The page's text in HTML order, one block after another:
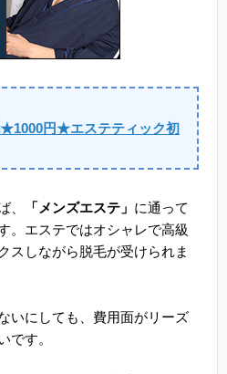
円★エステティック初
、 「メンズエステ」 に通って
。エステではオシャレで高級
スしながら脱毛が受けられま
いにしても、費用面がリーズ
です。